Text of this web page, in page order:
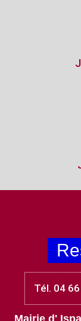
Tél. 04
Mairie d'